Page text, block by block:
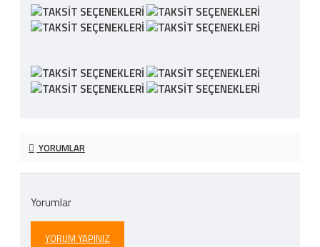
YORUMLAR
Yorumlar
YORUM YAPINIZ